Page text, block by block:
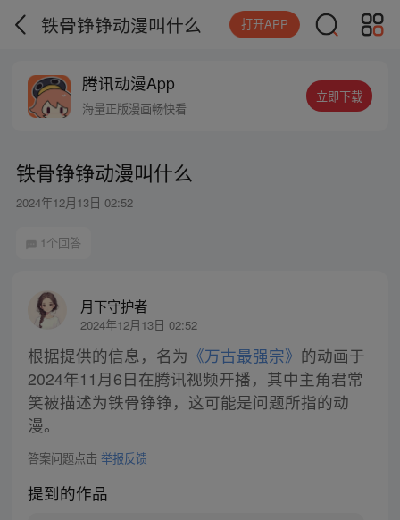
铁骨铮铮动漫叫什么 打开APP
腾讯动漫App
海量正版漫画畅快看
立即下载
铁骨铮铮动漫叫什么
2024年12月13日 02:52
1个回答
月下守护者
2024年12月13日 02:52
根据提供的信息，名为 《万古最强宗》 的动画于
2024年11月6日在腾讯视频开播，其中主角君常
笑被描述为铁骨铮铮，这可能是问题所指的动
漫。
答案问题点击 举报反馈
提到的作品